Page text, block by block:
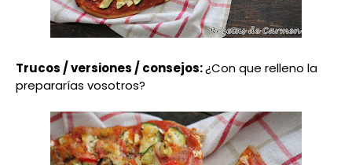
Trucos / versiones / consejos:¿Con que relleno la
prepararías vosotros?